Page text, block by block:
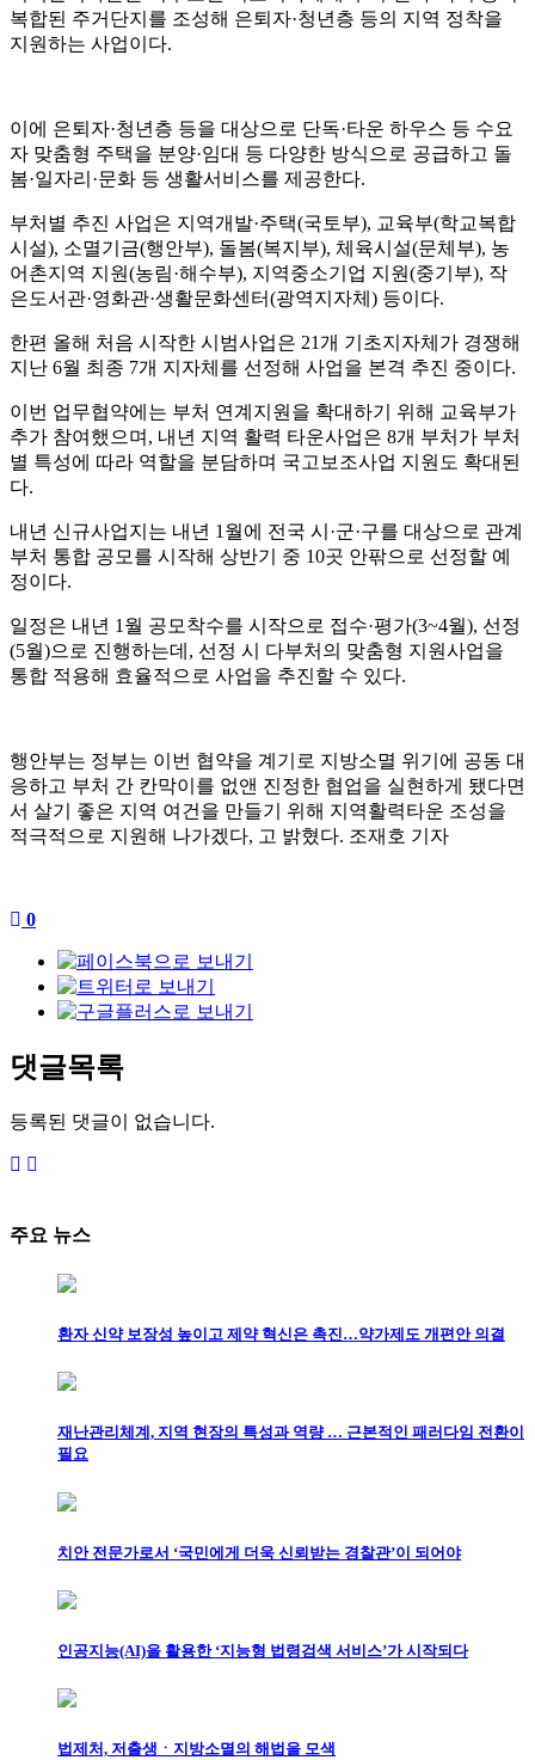
복합된 주거단지를 조성해 은퇴자·청년층 등의 지역 정착을
지원하는 사업이다.
이에 은퇴자·청년층 등을 대상으로 단독·타운 하우스 등 수요
자 맞춤형 주택을 분양·임대 등 다양한 방식으로 공급하고 돌
봄·일자리 ·문화 등 생활서비스를 제공한다.
부처별 추진 사업은 지역개발·주택(국토부), 교육부(학교복합
시설), 소멸기금(행안부), 돌봄(복지부), 체육시설(문체부), 농
어촌지역 지원(농림·해수부), 지역중소기업 지원(중기부), 작
은도서관·영화관·생활문화센터(광역지자체 ) 등이다.
한편 올해 처음 시작한 시범사업은 21개 기초지자체가 경쟁해
지난 6월 최종 7개 지자체를 선정해 사업을 본격 추진 중이다.
이번 업무협약에는 부처 연계지원을 확대하기 위해 교육부가
추가 참여했으며 , 내년 지역 활력 타운사업은 8개 부처가 부처
별 특성에 따라 역할을 분담하며 국고보조사업 지원도 확대된
다.
내년 신규사업지는 내년 1 월에 전국 시 ·군·구를 대상으로 관계
부처 통합 공모를 시작해 상반기 중 10곳 안팎으로 선정할 예
정이다.
일정은 내년 1 월 공모착수를 시작으로 접수·평가(3~4월), 선정
(5월)으로 진행하는데 , 선정 시 다부처의 맞춤형 지원사업을
통합 적용해 효율적으로 사업을 추진할 수 있다.
행안부는 정부는 이번 협약을 계기로 지방소멸 위기에 공동 대
응하고 부처 간 칸막이를 없앤 진정한 협업을 실현하게 됐다면
서 살기 좋은 지역 여건을 만들기 위해 지역활력타운 조성을
적극적으로 지원해 나가겠다, 고 밝혔다. 조재호 기자
0
댓글목록
등록된 댓글이 없습니다.
주요 뉴스
환자 신약 보장성 높이고 제약 혁신은 촉진…약가제도 개편안 의결
재난관리체계, 지역 현장의 특성과 역량 … 근본적인 패러다임 전환이
필요
치안 전문가로서 ‘국민에게 더욱 신뢰받는 경찰관’이 되어야
인공지능(AI)을 활용한 ‘지능형 법령검색 서비스’가 시작되다
법제처, 저출생ㆍ지방소멸의 해법을 모색